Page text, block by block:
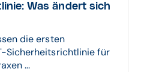
Was ändert sich
die ersten
Sicherheitsrichtlinie für
...